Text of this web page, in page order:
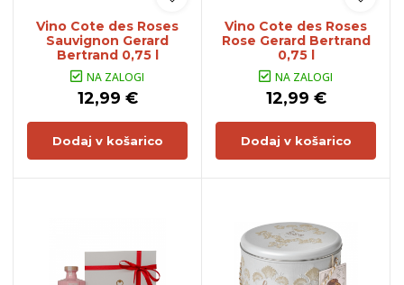
Vino Cote des Roses
Sauvignon Gerard
Bertrand 0,75 l
NA ZALOGI
12,99 €
Dodaj v košarico
Vino Cote des Roses
Rose Gerard Bertrand
0,75 l
NA ZALOGI
12,99 €
Dodaj v košarico